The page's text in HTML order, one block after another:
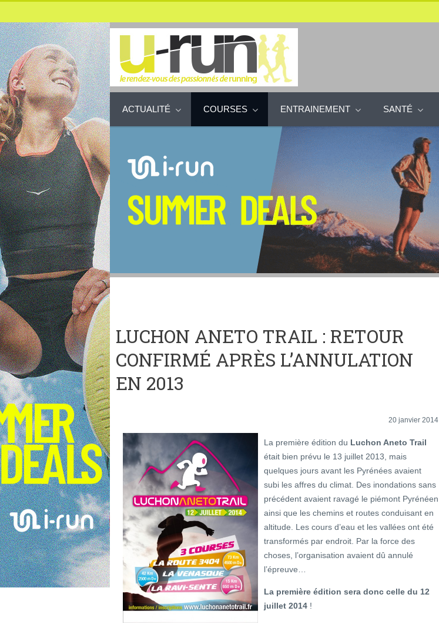
ACTUALITÉ COURSES ENTRAINEMENT SANTÉ
LUCHON ANETO TRAIL : RETOUR
CONFIRMÉ APRÈS L’ANNULATION
EN 2013
20 janvier 2014
La première édition du Luchon Aneto Trail
était bien prévu le 13 juillet 2013, mais
quelques jours avant les Pyrénées avaient
subi les affres du climat. Des inondations sans
précédent avaient ravagé le piémont Pyrénéen
ainsi que les chemins et routes conduisant en
altitude. Les cours d’eau et les vallées ont été
transformés par endroit. Par la force des
choses, l’organisation avaient dû annulé
l’épreuve…
La première édition sera donc celle du 12
juillet 2014 !